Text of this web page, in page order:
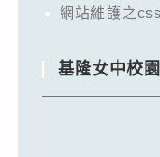
網站維護之
基隆女中校